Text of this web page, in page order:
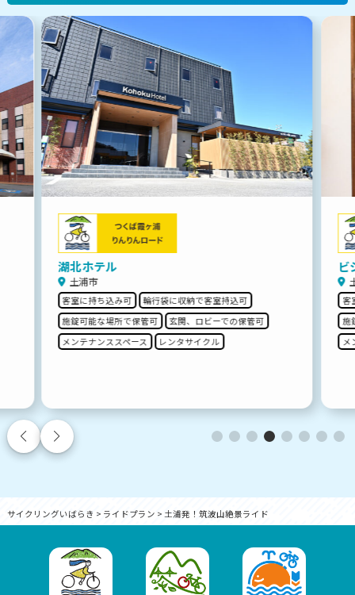
湖北ホテル
土浦市
客室に持ち込み可
輪行袋に収納で客室持込可
施錠可能な場所で保管可
玄関、ロビーでの保管可
メンテナンススペース
レンタサイクル
ビ
客
施
メ
サイクリングいばらき > ライドプラン > 土浦発！筑波山絶景ライド